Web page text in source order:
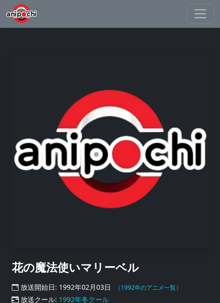
花の魔法使いマリーベル
放送開始日: 1992年02月03日 （1992年のアニメ一覧）
放送クール: 1992年冬クール